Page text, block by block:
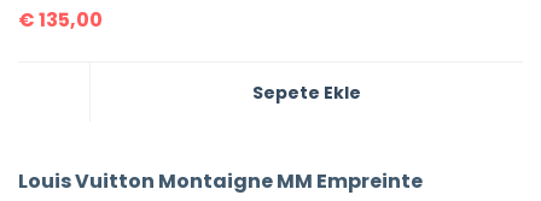
€135,00
Sepete Ekle
Louis Vuitton Montaigne MM Empreinte